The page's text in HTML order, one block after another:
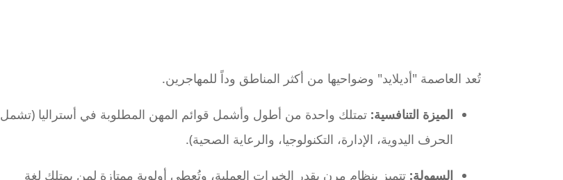
تُعد العاصمة "أديلايد" وضواحيها من أكثر المناطق وداً للمهاجرين.
الميزة التنافسية: تمتلك واحدة من أطول وأشمل قوائم المهن المطلوبة في أستراليا (تشمل
الحرف اليدوية، الإدارة، التكنولوجيا، والرعاية الصحية).
السهولة: تتميز بنظام مرن يقدر الخبرات العملية، وتُعطي أولوية ممتازة لمن يمتلك لغة